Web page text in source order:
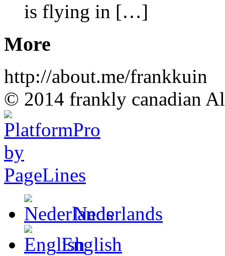
is flying in […]
More
http://about.me/frankkuin
© 2014 frankly canadian
Nederlands
English